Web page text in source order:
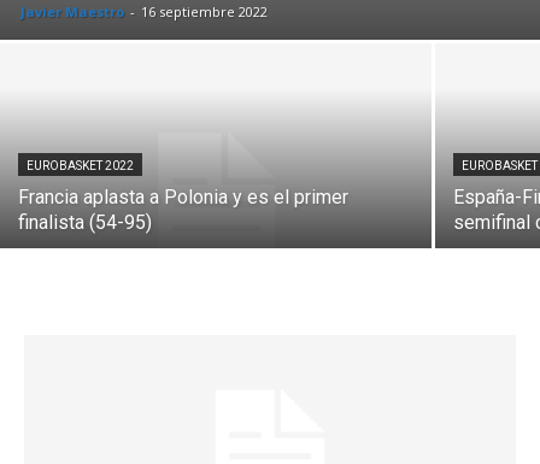
Javier Maestro - 16 septiembre 2022
EUROBASKET 2022
Francia aplasta a Polonia y es el primer
finalista (54-95)
España-
semifinal